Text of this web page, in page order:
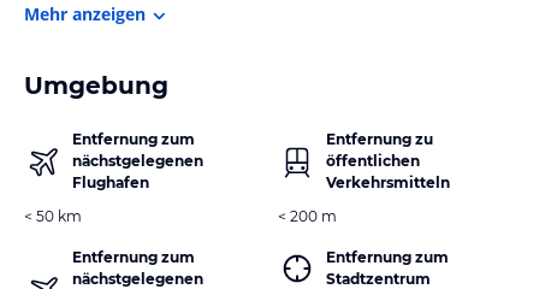
Mehr anzeigen
Umgebung
Entfernung zum
nächstgelegenen
Flughafen
< 50 km
Entfernung zum
nächstgelegenen
Entfernung zu
öffentlichen
Verkehrsmitteln
< 200 m
Entfernung zum
Stadtzentrum